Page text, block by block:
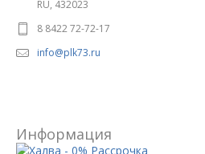
RU, 432023
8 8422 72-72-17
info@plk73.ru
Информация